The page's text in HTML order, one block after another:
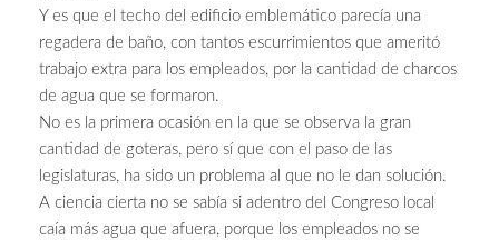
Y es que el techo del edificio emblemático parecía una
regadera de baño, con tantos escurrimientos que ameritó
trabajo extra para los empleados, por la cantidad de charcos
de agua que se formaron.
No es la primera ocasión en la que se observa la gran
cantidad de goteras, pero sí que con el paso de las
legislaturas, ha sido un problema al que no le dan solución.
A ciencia cierta no se sabía si adentro del Congreso local
caía más agua que afuera, porque los empleados no se